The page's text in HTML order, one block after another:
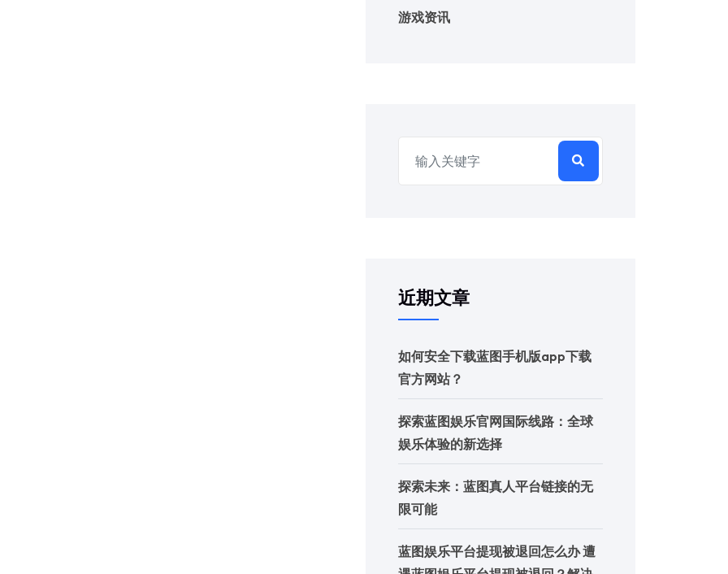
游戏资讯
近期文章
如何安全下载蓝图手机版app下载
官方网站？
探索蓝图娱乐官网国际线路：全球
娱乐体验的新选择
探索未来：蓝图真人平台链接的无
限可能
蓝图娱乐平台提现被退回怎么办 遭